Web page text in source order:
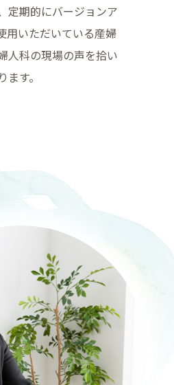
定期的にバージョンア
用いただいている産婦
人科の現場の声を拾い
す。